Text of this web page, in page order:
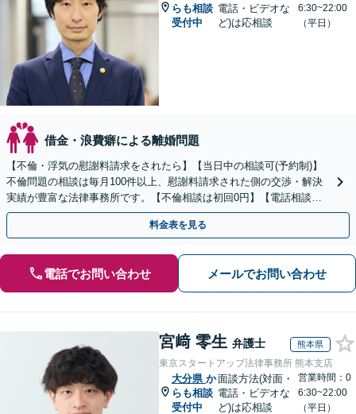
らも相談
受付中
電話・ビデオな
ど)は応相談
6:30~22:00
（平日）
借金・浪費癖による離婚問題
【不倫・浮気の慰謝料請求をされたら】【当日中の相談可(予約制)】
不倫問題の相談は毎月100件以上、慰謝料請求された側の交渉・解決
実績が豊富な法律事務所です。【不倫相談は初回0円】【電話相談で
ご契約まで対応可/来所不要】
料金表を見る
電話でお問い合わせ メールでお問い合わせ
宮﨑 零生 弁護士 熊本県
東京スタートアップ法律事務所 熊本支店
大分県 か
らも相談
受付中
面談方法(対面・
電話・ビデオな
ど)は応相談
営業時間：0
6:30~22:00
（平日）